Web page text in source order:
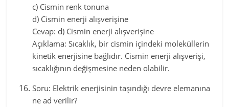
c) Cismin renk tonuna
d) Cismin enerji alışverişine
Cevap: d) Cismin enerji alışverişine
Açıklama: Sıcaklık, bir cismin içindeki moleküllerin
kinetik enerjisine bağlıdır. Cismin enerji alışverişi,
sıcaklığının değişmesine neden olabilir.
Soru: Elektrik enerjisinin taşındığı devre elemanına
ne ad verilir?